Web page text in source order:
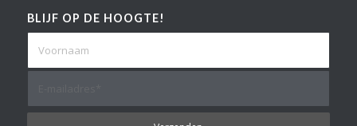
BLIJF OP DE HOOGTE!